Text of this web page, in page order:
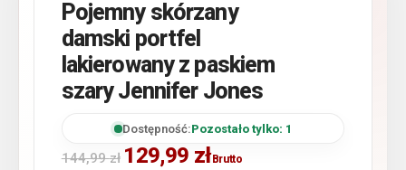
Pojemny skórzany
damski portfel
lakierowany z paskiem
szary Jennifer Jones
Dostępność:Pozostało tylko: 1
144,99zł 129,99 złBrutto